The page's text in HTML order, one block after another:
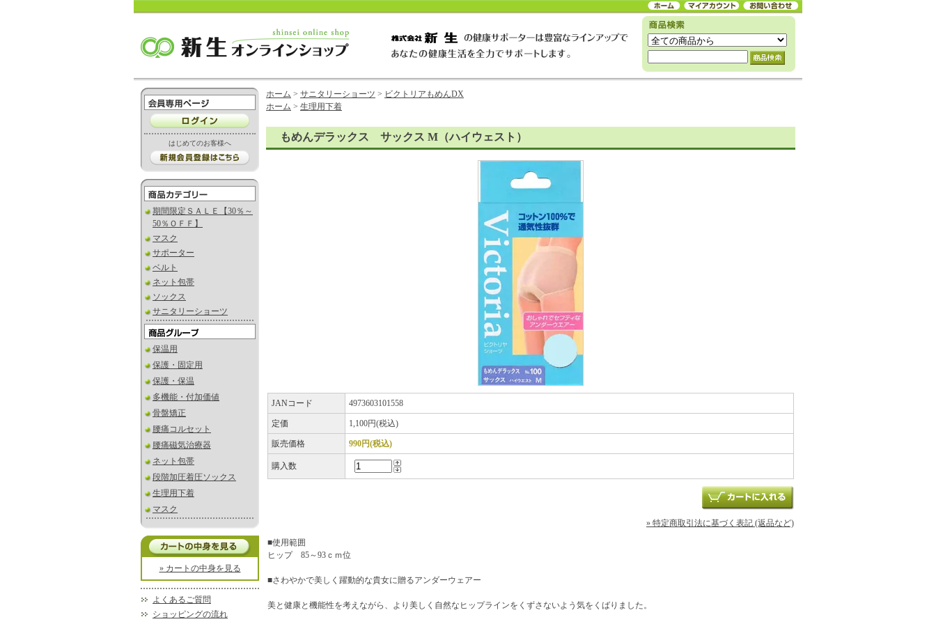
はじめてのお客様へ
期間限定ＳＡＬＥ【30％～
50％ＯＦＦ】
マスク
サポーター
ベルト
ネット包帯
ソックス
サニタリーショーツ
保温用
保護・固定用
保護・保温
多機能・付加価値
骨盤矯正
腰痛コルセット
腰痛磁気治療器
ネット包帯
段階加圧着圧ソックス
生理用下着
マスク
» カートの中身を見る
よくあるご質問
ショッピングの流れ
ホーム > サニタリーショーツ > ビクトリアもめんDX
ホーム > 生理用下着
もめんデラックス サックス M（ハイウェスト）
JANコード 4973603101558
定価 1,100円(税込)
販売価格 990円(税込)
購入数
» 特定商取引法に基づく表記 (返品など)
■使用範囲
ヒップ 85～93ｃｍ位
■さわやかで美しく躍動的な貴女に贈るアンダーウェアー
美と健康と機能性を考えながら、より美しく自然なヒップラインをくずさないよう気をくばりました。